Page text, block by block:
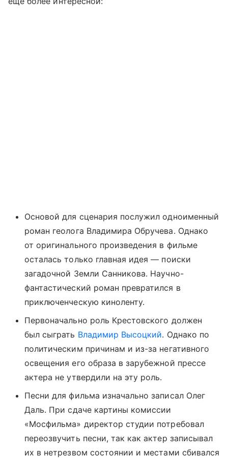
Основой для сценария послужил одноименный
роман геолога Владимира Обручева. Однако
от оригинального произведения в фильме
осталась только главная идея — поиски
загадочной Земли Санникова. Научно-
фантастический роман превратился в
приключенческую киноленту.
Первоначально роль Крестовского должен
был сыграть Владимир Высоцкий. Однако по
политическим причинам и из-за негативного
освещения его образа в зарубежной прессе
актера не утвердили на эту роль.
Песни для фильма изначально записал Олег
Даль. При сдаче картины комиссии
«Мосфильма» директор студии потребовал
переозвучить песни, так как актер записывал
их в нетрезвом состоянии и местами сбивался